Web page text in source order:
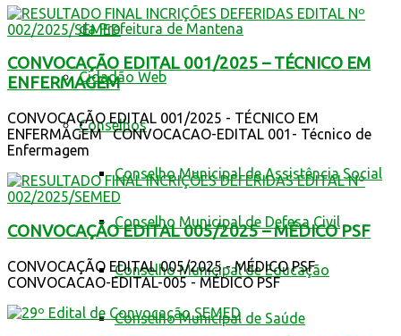
da Prefeitura de Mantena
Cidadão Web
Conselhos
Conselho Municipal de Assistência Social
Conselho Municipal de Defesa Civil
Conselho Municipal de Educação
Conselho Municipal de Saúde
CONVOCAÇÃO EDITAL 001/2025 – TÉCNICO EM
ENFERMAGEM
CONVOCAÇÃO EDITAL 001/2025 - TÉCNICO EM
ENFERMAGEM CONVOCACAO-EDITAL 001- Técnico de
Enfermagem
CONVOCAÇÃO EDITAL 005/2025 – MÉDICO PSF
CONVOCAÇÃO EDITAL 005/2025 - MÉDICO PSF
CONVOCACAO-EDITAL-005 - MÉDICO PSF